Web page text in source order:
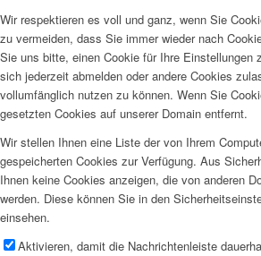
Wir respektieren es voll und ganz, wenn Sie
zu vermeiden, dass Sie immer wieder nach
Sie uns bitte, einen Cookie für Ihre Einstellungen
sich jederzeit abmelden oder andere Cookies
vollumfänglich nutzen zu können. Wenn Sie
gesetzten Cookies auf unserer Domain entfernt.
Wir stellen Ihnen eine Liste der von Ihrem
gespeicherten Cookies zur Verfügung. Aus
Ihnen keine Cookies anzeigen, die von anderen
werden. Diese können Sie in den
einsehen.
Aktivieren, damit die Nachrichtenleiste